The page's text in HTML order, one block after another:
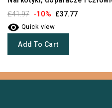
£41.97 -10% £37.77
 Quick view
Add To Cart